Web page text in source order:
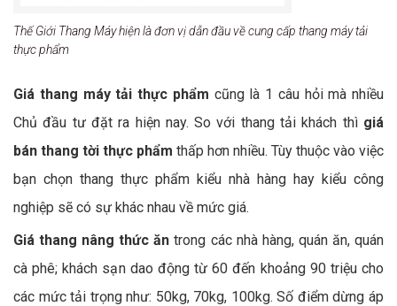
Thế Giới Thang Máy hiện là đơn vị dẫn đầu về cung cấp thang máy tải
thực phẩm
Giá thang máy tải thực phẩm cũng là 1 câu hỏi mà nhiều
Chủ đầu tư đặt ra hiện nay. So với thang tải khách thì giá
bán thang tời thực phẩm thấp hơn nhiều. Tùy thuộc vào việc
bạn chọn thang thực phẩm kiểu nhà hàng hay kiểu công
nghiệp sẽ có sự khác nhau về mức giá.
Giá thang nâng thức ăntrong các nhà hàng, quán ăn, quán
cà phê; khách sạn dao động từ 60 đến khoảng 90 triệu cho
các mức tải trọng như: 50kg, 70kg, 100kg. Số điểm dừng áp